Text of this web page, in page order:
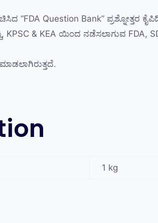
“FDA Question Bank” ಪ್ರಶ್ನೋತ್ತರ
KPSC & KEA ಯಿಂದ ನಡೆಸಲಾಗುವ FDA,
1 kg